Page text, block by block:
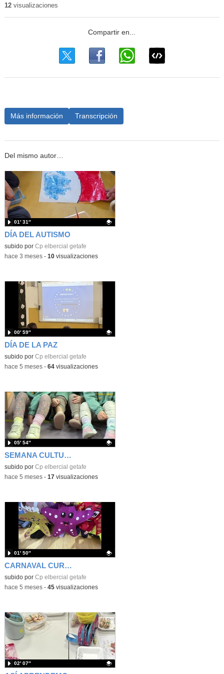
12visualizaciones
Más información Transcripción
Del mismo autor…
DÍA DEL AUTISMO
Contenido educativo.
subido por Cp elbercial getafe
01′ 31″
-hace 3 meses- 10visualizaciones
DÍA DE LA PAZ
Contenido educativo.
subido por Cp elbercial getafe
00′ 59″
-hace 5 meses- 64visualizaciones
SEMANA CULTURAL
Contenido educativo.
subido por Cp elbercial getafe
05′ 54″
-hace 5 meses- 17 visualizaciones
CARNAVAL CURSO 2025-26
Contenido educativo.
subido por Cp elbercial getafe
01′ 50″
-hace 5 meses- 45visualizaciones
02′ 07″